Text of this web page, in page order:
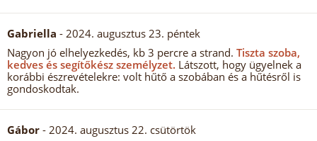
Gabriella - 2024. augusztus 23. péntek
Nagyon jó elhelyezkedés, kb 3 percre a strand. Tiszta szoba,
kedves és segítőkész személyzet. Látszott, hogy ügyelnek a
korábbi észrevételekre: volt hűtő a szobában és a hűtésről is
gondoskodtak.
Gábor - 2024. augusztus 22. csütörtök